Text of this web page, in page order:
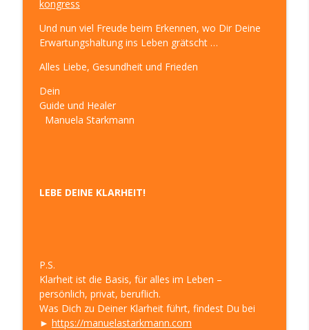
Hochsensibel und in der Isolation –
Klarheit 303
LEBE DEINE KLARHEIT! – Die LebensWeise für mehr
Sinn, Spaß, Spirit in Deinem Leben
glücklich wirst! – Klarheit 302
LEBE DEINE KLARHEIT! – Die LebensWeise für mehr
Sinn, Spaß, Spirit in Deinem Leben
kongress
Und nun viel Freude beim Erkennen, wo Dir Deine
Erwartungshaltung ins Leben grätscht …
Alles Liebe, Gesundheit und Frieden
Dein
Guide und Healer
Manuela Starkmann
LEBE DEINE KLARHEIT!
P.S.
Klarheit ist die Basis, für alles im Leben –
persönlich, privat, beruflich.
Was Dich zu Deiner Klarheit führt, findest Du bei
► https://manuelastarkmann.com